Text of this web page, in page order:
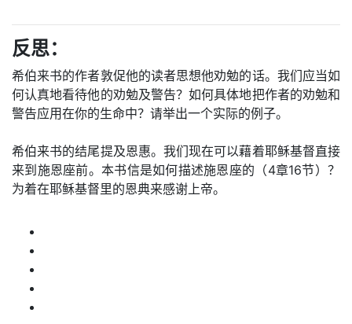
反思：
希伯来书的作者敦促他的读者思想他劝勉的话。我们应当如
何认真地看待他的劝勉及警告？如何具体地把作者的劝勉和
警告应用在你的生命中？请举出一个实际的例子。
希伯来书的结尾提及恩惠。我们现在可以藉着耶稣基督直接
来到施恩座前。本书信是如何描述施恩座的（4章16节）？
为着在耶稣基督里的恩典来感谢上帝。